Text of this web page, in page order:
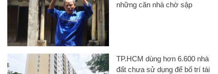
những căn nhà chờ sập
TP.HCM dùng hơn 6.600 nhà
đất chưa sử dụng để bố trí tái